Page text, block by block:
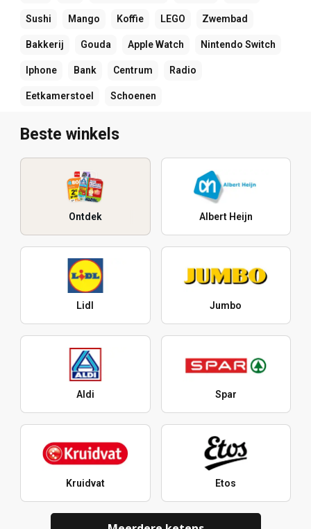
Sushi Mango Koffie LEGO Zwembad
Bakkerij Gouda Apple Watch Nintendo Switch
Iphone Bank Centrum Radio
Eetkamerstoel Schoenen
Beste winkels
Ontdek Albert Heijn
Lidl Jumbo
Aldi Spar
Kruidvat Etos